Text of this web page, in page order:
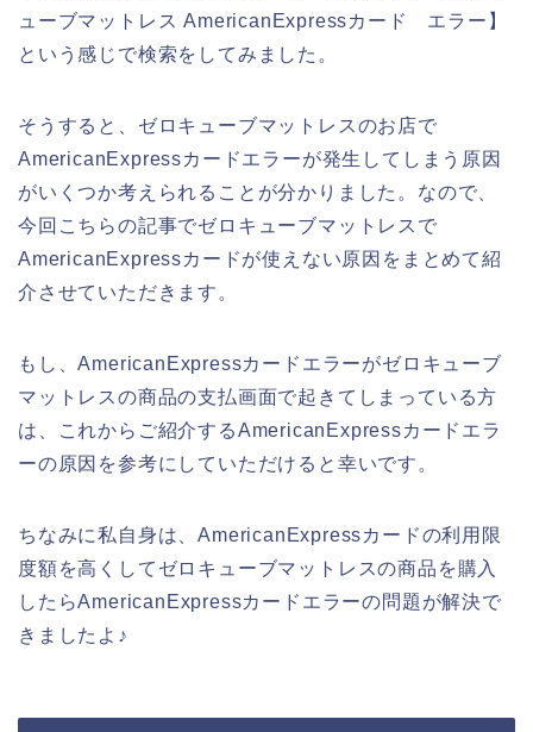
ューブマットレス AmericanExpressカード エラー】
という感じで検索をしてみました。
そうすると、ゼロキューブマットレスのお店で
AmericanExpressカードエラーが発生してしまう原因
がいくつか考えられることが分かりました。なので、
今回こちらの記事でゼロキューブマットレスで
AmericanExpressカードが使えない原因をまとめて紹
介させていただきます。
もし、AmericanExpressカードエラーがゼロキューブ
マットレスの商品の支払画面で起きてしまっている方
は、これからご紹介するAmericanExpressカードエラ
ーの原因を参考にしていただけると幸いです。
ちなみに私自身は、AmericanExpressカードの利用限
度額を高くしてゼロキューブマットレスの商品を購入
したらAmericanExpressカードエラーの問題が解決で
きましたよ♪